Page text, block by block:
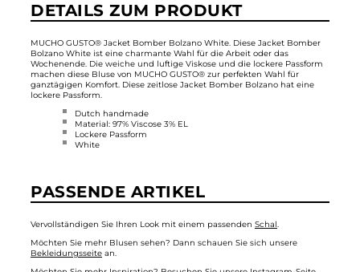
DETAILS ZUM PRODUKT
MUCHO GUSTO® Jacket Bomber Bolzano White. Diese Jacket Bomber
Bolzano White ist eine charmante Wahl für die Arbeit oder das
Wochenende. Die weiche und luftige Viskose und die lockere Passform
machen diese Bluse von MUCHO GUSTO® zur perfekten Wahl für
ganztägigen Komfort. Diese zeitlose Jacket Bomber Bolzano hat eine
lockere Passform.
Dutch handmade
Material: 97% Viscose 3% EL
Lockere Passform
White
PASSENDE ARTIKEL
Vervollständigen Sie Ihren Look mit einem passenden Schal.
Möchten Sie mehr Blusen sehen? Dann schauen Sie sich unsere
Bekleidungsseite an.